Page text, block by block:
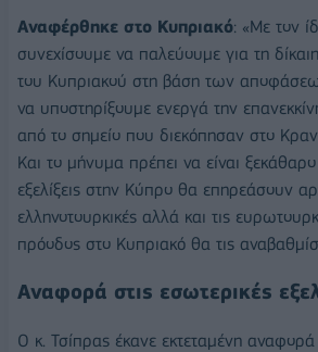
Αναφέρθηκε στο Κυπριακό: «Με τον
συνεχίσουμε να παλεύουμε για τη
του Κυπριακού στη βάση των
να υποστηρίξουμε ενεργά την
από το σημείο που διεκόπησαν στο
Και το μήνυμα πρέπει να είναι ξεκάθαρο
εξελίξεις στην Κύπρο θα επηρεάσουν
ελληνοτουρκικές αλλά και τις
πρόοδος στο Κυπριακό θα τις
Αναφορά στις εσωτερικές
Ο κ. Τσίπρας έκανε εκτεταμένη